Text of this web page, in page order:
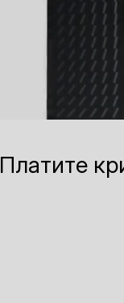
Платите